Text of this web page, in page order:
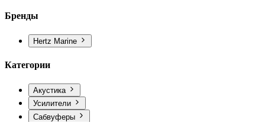
Бренды
Hertz Marine
Категории
Акустика
Усилители
Сабвуферы